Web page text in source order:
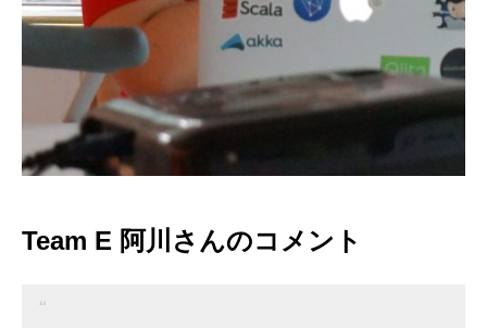
Team E 阿川さんのコメント